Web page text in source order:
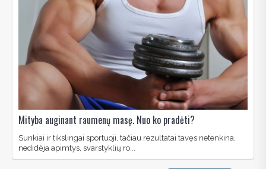
Mityba auginant raumenų masę. Nuo ko pradėti?
Sunkiai ir tikslingai sportuoji, tačiau rezultatai tavęs netenkina,
nedidėja apimtys, svarstyklių ro...